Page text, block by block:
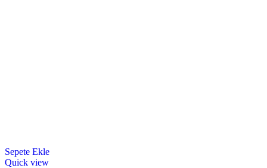
Sepete Ekle
Quick view